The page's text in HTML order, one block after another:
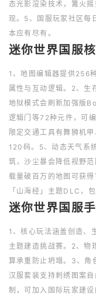
态光影渲染技术，篝火
现。5、国服玩家社区每
本应有尽有。
迷你世界国服
1、地图编辑器提供256
属性与互动逻辑。2、生
地狱模式会刷新加强版
逻辑门等72种元件，可
限定交通工具有舞狮机
120码。5、动态天气系
筑，沙尘暴会降低视野
载量破百万的地图可获
「山海经」主题DLC，
迷你世界国服
1、核心玩法涵盖创造、
主题建造挑战赛。2、物
算承重防止坍塌。3、角
汉服套装支持刺绣图案
制，可加入国际玩家建